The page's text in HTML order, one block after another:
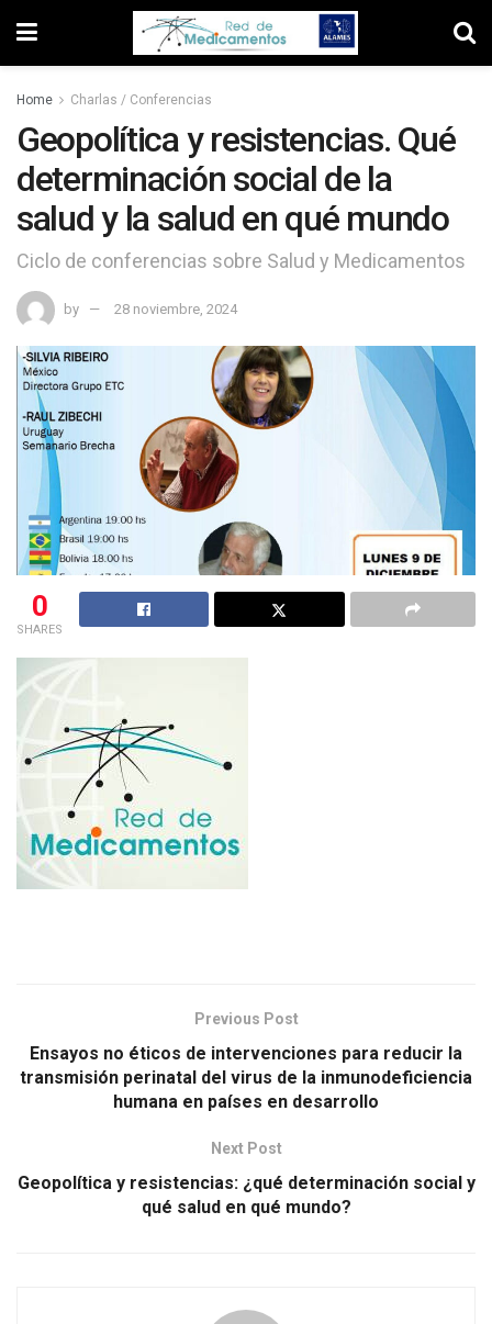
Home Charlas / Conferencias
Geopolítica y resistencias. Qué
determinación social de la
salud y la salud en qué mundo
Ciclo de conferencias sobre Salud y Medicamentos
by 28 noviembre, 2024
0
SHARES
Previous Post
Ensayos no éticos de intervenciones para reducir la
transmisión perinatal del virus de la inmunodeficiencia
humana en países en desarrollo
Next Post
Geopolítica y resistencias: ¿qué determinación social y
qué salud en qué mundo?